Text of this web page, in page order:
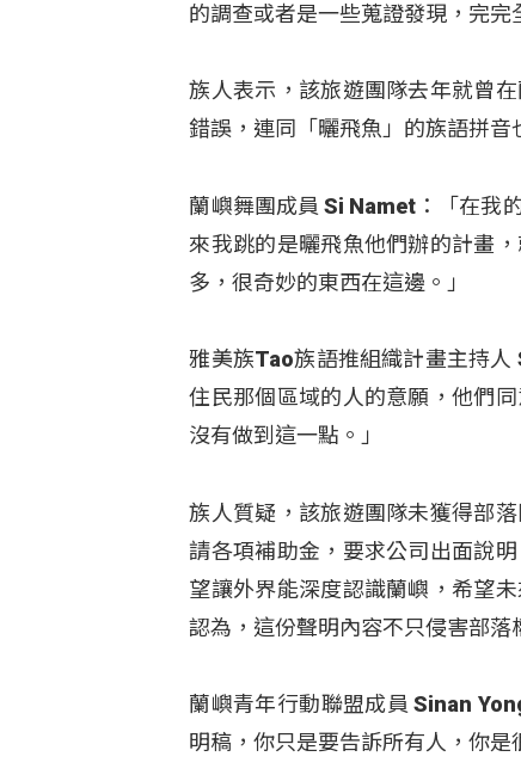
的調查或者是一些蒐證發現，完完
族人表示，該旅遊團隊去年就曾
錯誤，連同「曬飛魚」的族語拼音
蘭嶼舞團成員 Si Namet：「在我
來我跳的是曬飛魚他們辦的計畫
多，很奇妙的東西在這邊。」
雅美族Tao族語推組織計畫主持
住民那個區域的人的意願，他們
沒有做到這一點。」
族人質疑，該旅遊團隊未獲得部
請各項補助金，要求公司出面說
望讓外界能深度認識蘭嶼，希望
認為，這份聲明內容不只侵害部落
蘭嶼青年行動聯盟成員 Sinan
明稿，你只是要告訴所有人，你是